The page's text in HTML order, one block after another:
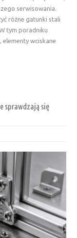
serwisowania.
różne gatunki stali
tym poradniku
elementy wciskane
sprawdzają się